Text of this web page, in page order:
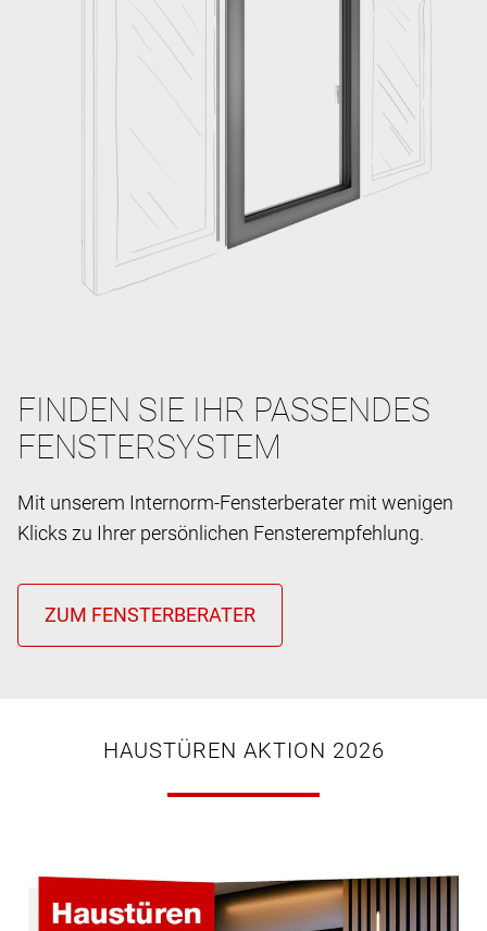
FINDEN SIE IHR PASSENDES
FENSTERSYSTEM
Mit unserem Internorm-Fensterberater mit wenigen
Klicks zu Ihrer persönlichen Fensterempfehlung.
HAUSTÜREN AKTION 2026